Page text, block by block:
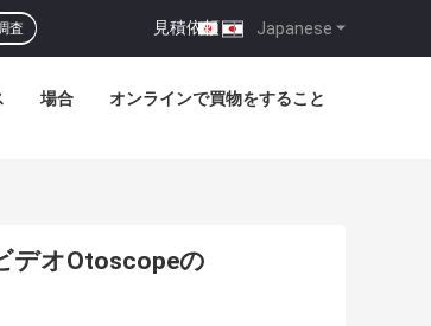
Japanese
見積依頼 |
査
場合 オンラインで買物をすること
デオOtoscopeの